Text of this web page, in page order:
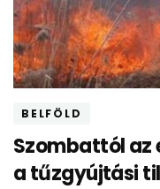
BELFÖLD
Szombattól az
a tűzgyújtási